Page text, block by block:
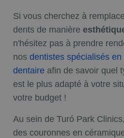
Si vous cherchez à
dents de manière
n'hésitez pas à prendre
nos dentistes spécialisés
dentaire afin de savoir quel
est le plus adapté à votre
votre budget !
Au sein de Turó Park
des couronnes en